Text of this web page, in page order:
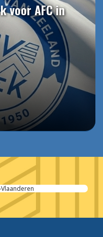
voor AFC in